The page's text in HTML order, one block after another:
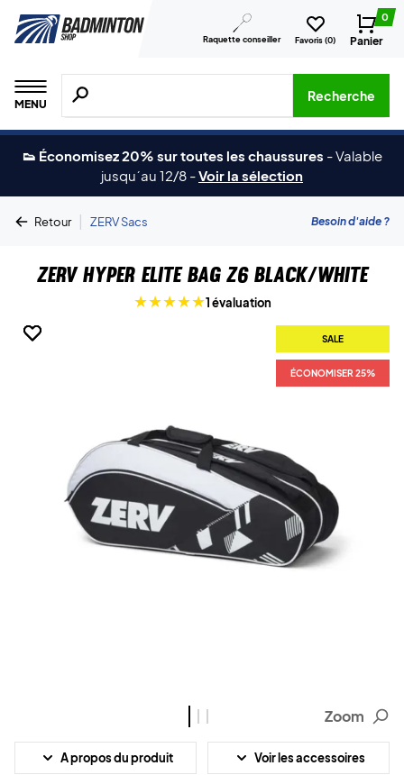
Raquette conseiller Favoris (0)
0
Panier
MENU
Recherche de produits, de marques, etc.
Recherche
👟 Économisez 20% sur toutes les chaussures -Valable
jusqu´au 12/8 -Voir la sélection
Retour | ZERV Sacs Besoin d'aide ?
ZERV Hyper Elite Bag Z6 Black/White
1 évaluation
SALE
ÉCONOMISER 25%
SALE
ÉCONOMISER 25%
SALE
ÉCONOMISER 25%
Zoom
A propos du produit Voir les accessoires